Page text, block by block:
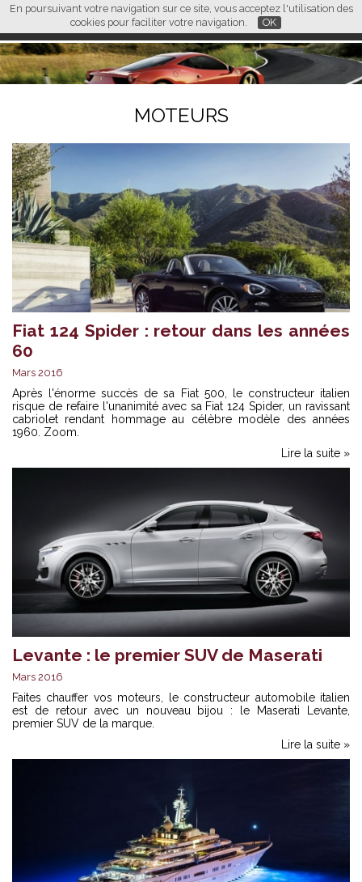
En poursuivant votre navigation sur ce site, vous acceptez l'utilisation des
cookies pour faciliter votre navigation.
OK
FR EN CN
L M
MOTEURS
Fiat 124 Spider : retour dans les années
60
Mars 2016
Après l'énorme succès de sa Fiat 500, le constructeur italien
risque de refaire l'unanimité avec sa Fiat 124 Spider, un ravissant
cabriolet rendant hommage au célèbre modèle des années
1960. Zoom.
Lire la suite »
Levante : le premier SUV de Maserati
Mars 2016
Faites chauffer vos moteurs, le constructeur automobile italien
est de retour avec un nouveau bijou : le Maserati Levante,
premier SUV de la marque.
Lire la suite »